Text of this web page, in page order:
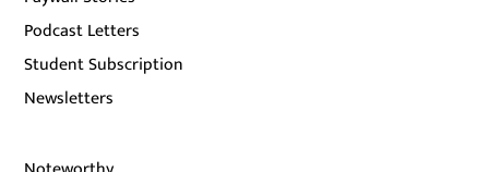
Podcast Letters
Student Subscription
Newsletters